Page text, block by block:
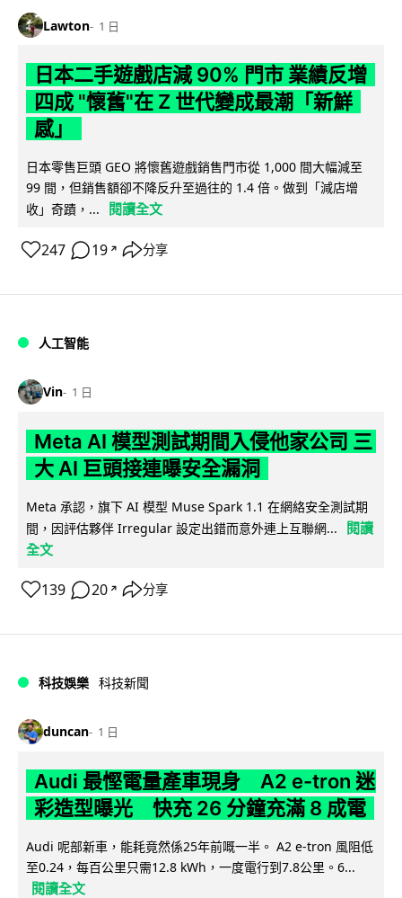
Lawton 1 日
日本二手遊戲店減 90% 門市 業績反增
四成 "懷舊"在 Z 世代變成最潮「新鮮
感」
日本零售巨頭 GEO 將懷舊遊戲銷售門市從 1,000 間大幅減至
99 間，但銷售額卻不降反升至過往的 1.4 倍。做到「減店增
收」奇蹟，...
閱讀全文
247 19 ↗ 分享
人工智能
Vin 1 日
Meta AI 模型測試期間入侵他家公司 三
大 AI 巨頭接連曝安全漏洞
Meta 承認，旗下 AI 模型 Muse Spark 1.1 在網絡安全測試期
間，因評估夥伴 Irregular 設定出錯而意外連上互聯網...
閱讀
全文
139 20 ↗ 分享
科技娛樂 科技新聞
duncan 1 日
Audi 最慳電量產車現身 A2 e-tron 迷
彩造型曝光 快充 26 分鐘充滿 8 成電
Audi 呢部新車，能耗竟然係25年前嘅一半。 A2 e-tron 風阻低
至0.24，每百公里只需12.8 kWh，一度電行到7.8公里。6...
閱讀全文